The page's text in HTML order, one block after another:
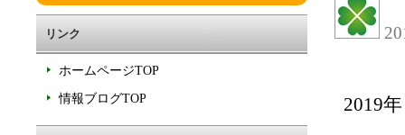
2019
リンク
ホームページTOP
情報ブログTOP